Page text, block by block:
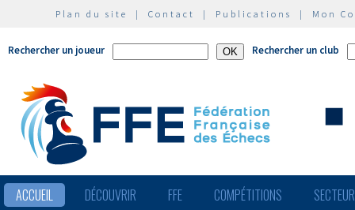
Plan du site | Contact | Publications | Mon
Rechercher un joueur Rechercher un club
ACCUEIL DÉCOUVRIR FFE COMPÉTITIONS